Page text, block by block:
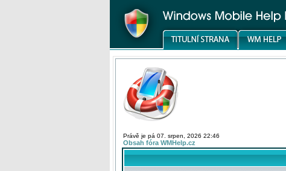
Právě je pá 07. srpen, 2026 22:46
Obsah fóra WMHelp.cz